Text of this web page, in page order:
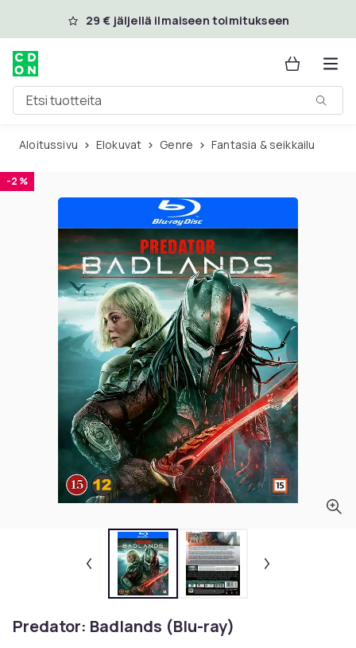
Ohita ja siirry pääsisältöön
29 € jäljellä ilmaiseen toimitukseen
Etsi tuotteita
Aloitussivu Elokuvat Genre Fantasia & seikkailu
-2 %
Predator: Badlands (Blu-ray)